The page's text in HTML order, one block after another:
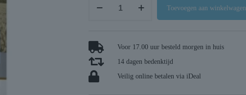
Toevoegen aan winkelwagen
Voor 17.00 uur besteld morgen in huis
14 dagen bedenktijd
Veilig online betalen via iDeal